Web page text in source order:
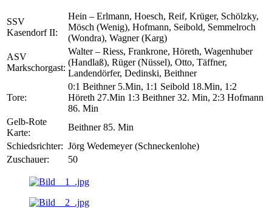
SSV
Kasendorf II:
Hein – Erlmann, Hoesch, Reif, Krüger, Schölzky,
Mösch (Wenig), Hofmann, Seibold, Semmelroch
(Wondra), Wagner (Karg)
ASV
Markschorgast:
Walter – Riess, Frankrone, Höreth, Wagenhuber
(Handlaß), Rüger (Nüssel), Otto, Täffner,
Landendörfer, Dedinski, Beithner
Tore:
0:1 Beithner 5.Min, 1:1 Seibold 18.Min, 1:2
Höreth 27.Min 1:3 Beithner 32. Min, 2:3 Hofmann
86. Min
Gelb-Rote
Karte:
Beithner 85. Min
Schiedsrichter: Jörg Wedemeyer (Schneckenlohe)
Zuschauer:
50